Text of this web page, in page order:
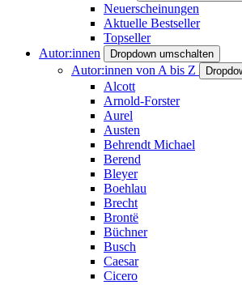
Neuerscheinungen
Aktuelle Bestseller
Topseller
Autor:innen
Dropdown umschalten
Autor:innen von A bis Z
Alcott
Arnold-Forster
Aurel
Austen
Behrendt Michael
Berend
Bleyer
Boehlau
Brecht
Brontë
Büchner
Busch
Caesar
Cicero